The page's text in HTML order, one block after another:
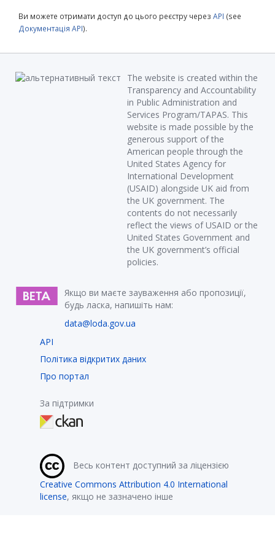
Ви можете отримати доступ до цього реєстру через API (see
Документація API).
The website is created within the
Transparency and Accountability
in Public Administration and
Services Program/TAPAS. This
website is made possible by the
generous support of the
American people through the
United States Agency for
International Development
(USAID) alongside UK aid from
the UK government. The
contents do not necessarily
reflect the views of USAID or the
United States Government and
the UK government’s official
policies.
Якщо ви маєте зауваження або пропозиції,
будь ласка, напишіть нам:
data@loda.gov.ua
API
Політика відкритих даних
Про портал
За підтримки
Весь контент доступний за ліцензією
Creative Commons Attribution 4.0 International
license, якщо не зазначено інше